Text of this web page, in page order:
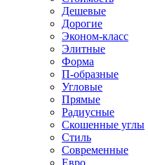
Дешевые
Дорогие
Эконом-класс
Элитные
Форма
П-образные
Угловые
Прямые
Радиусные
Скошенные углы
Стиль
Современные
Евро